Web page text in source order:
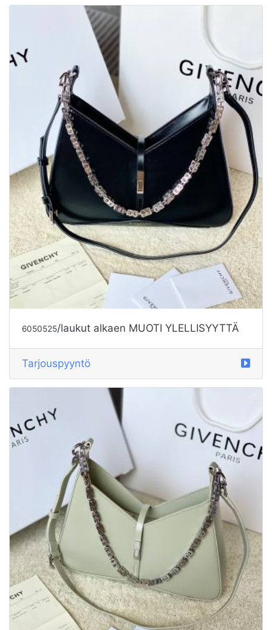
6050525/laukut alkaen MUOTI YLELLISYYTTÄ
Tarjouspyyntö